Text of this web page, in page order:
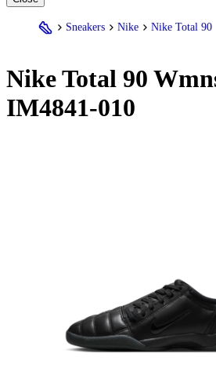
Sneakers Nike Nike Total 90
NikeTotal 90
IM4841-010